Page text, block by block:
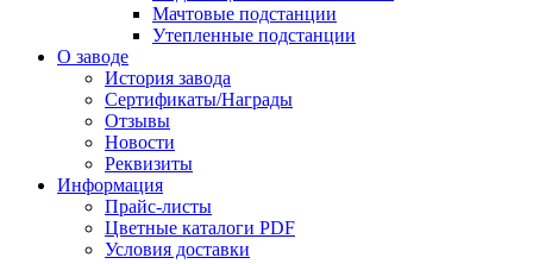
Мачтовые подстанции
Утепленные подстанции
О заводе
История завода
Сертификаты/Награды
Отзывы
Новости
Реквизиты
Информация
Прайс-листы
Цветные каталоги PDF
Условия доставки